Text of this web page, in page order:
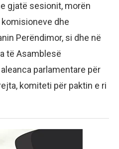
gjatë sesionit, morën
dhe
Perëndimor, si dhe në
të Asamblesë
parlamentare për
komiteti për paktin e ri